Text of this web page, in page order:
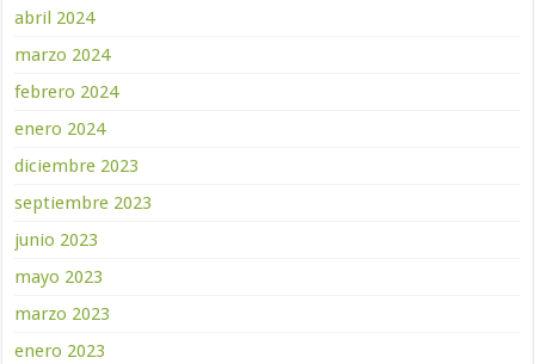
abril 2024
marzo 2024
febrero 2024
enero 2024
diciembre 2023
septiembre 2023
junio 2023
mayo 2023
marzo 2023
enero 2023